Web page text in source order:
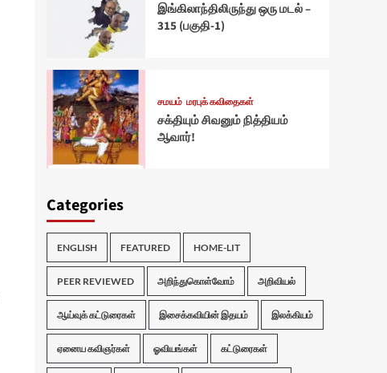
இங்கிலாந்திலிருந்து ஒரு மடல் –
315 (பகுதி-1)
சமயம் மரபுக் கவிதைகள்
சக்தியும் சிவனும் நித்தியம்
ஆவார்!
Categories
ENGLISH FEATURED HOME-LIT
PEER REVIEWED அறிந்துகொள்வோம் அறிவியல்
ஆய்வுக் கட்டுரைகள் இசைக்கவியின் இதயம் இலக்கியம்
ஏனைய கவிஞர்கள் ஓவியங்கள் கட்டுரைகள்